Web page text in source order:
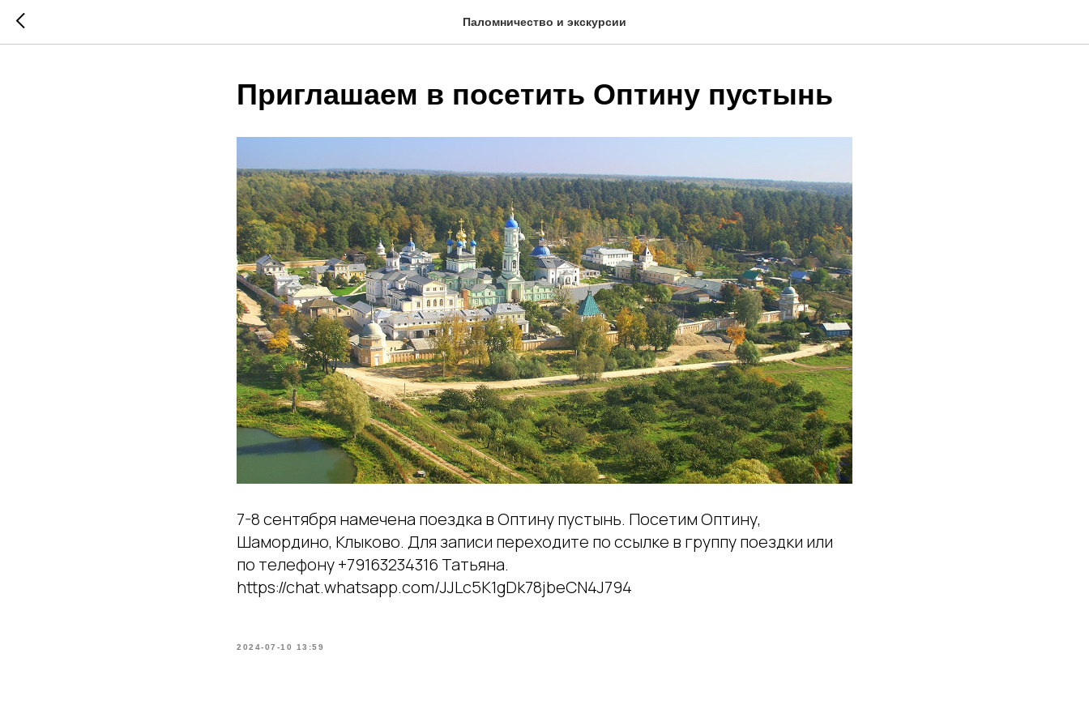
Паломничество и экскурсии
Приглашаем в посетить Оптину пустынь
7-8 сентября намечена поездка в Оптину пустынь. Посетим Оптину,
Шамордино, Клыково. Для записи переходите по ссылке в группу поездки или
по телефону +79163234316 Татьяна.
https://chat.whatsapp.com/JJLc5K1gDk78jbeCN4J794
2024-07-10 13:59